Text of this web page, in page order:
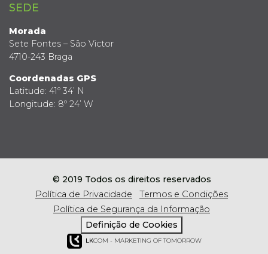
SEDE
Morada
Sete Fontes – São Victor
4710-243 Braga
Coordenadas GPS
Latitude: 41º 34’ N
Longitude: 8º 24’ W
© 2019 Todos os direitos reservados
Política de Privacidade
Termos e Condições
Política de Segurança da Informação
Definição de Cookies
LKCOM - MARKETING OF TOMORROW